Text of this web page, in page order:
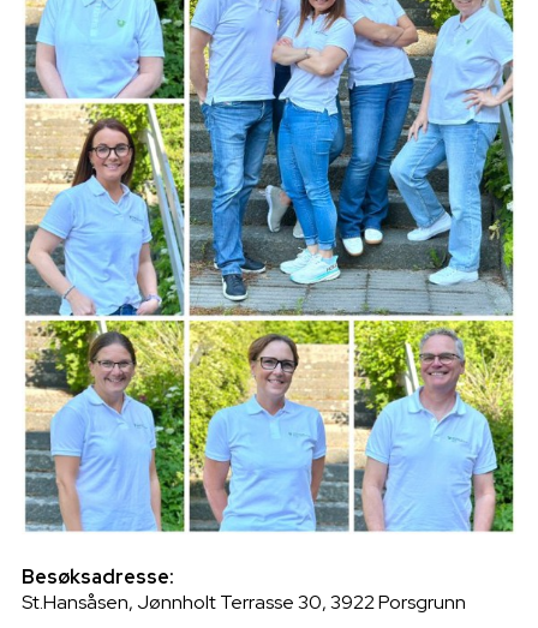
Besøksadresse:
St.Hansåsen, Jønnholt Terrasse 30, 3922 Porsgrunn